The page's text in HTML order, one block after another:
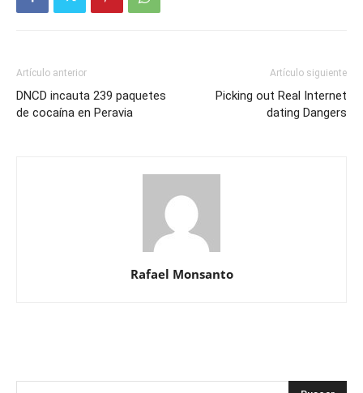
Artículo anterior
DNCD incauta 239 paquetes
de cocaína en Peravia
Artículo siguiente
Picking out Real Internet
dating Dangers
Rafael Monsanto